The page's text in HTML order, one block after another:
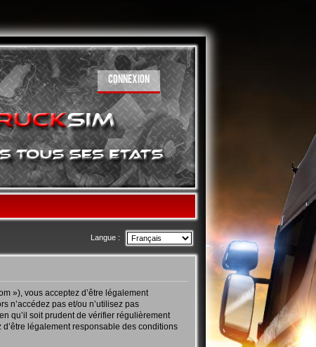
CONNEXION
Langue :
»), vous acceptez d’être légalement
n’accédez pas et/ou n’utilisez pas
qu’il soit prudent de vérifier régulièrement
légalement responsable des conditions